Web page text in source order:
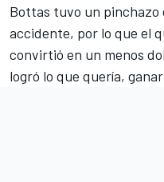
Bottas tuvo un pinchazo
accidente, por lo que el
convirtió en un menos
logró lo que quería,